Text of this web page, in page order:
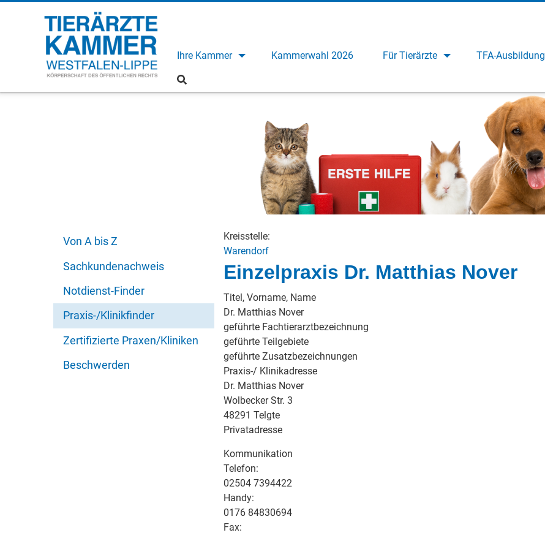
Ihre Kammer Kammerwahl 2026 Für Tierärzte TFA-Ausbildung
Von A bis Z
Sachkundenachweis
Notdienst-Finder
Praxis-/Klinikfinder
Zertifizierte Praxen/Kliniken
Beschwerden
Kreisstelle:
Warendorf
Einzelpraxis Dr. Matthias Nover
Titel, Vorname, Name
Dr. Matthias Nover
geführte Fachtierarztbezeichnung
geführte Teilgebiete
geführte Zusatzbezeichnungen
Praxis-/ Klinikadresse
Dr. Matthias Nover
Wolbecker Str. 3
48291 Telgte
Privatadresse
Kommunikation
Telefon:
02504 7394422
Handy:
0176 84830694
Fax: